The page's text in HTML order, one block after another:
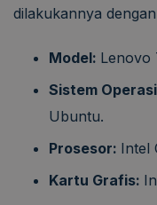
dilakukannya dengan
Model: Lenovo
Sistem
Ubuntu.
Prosesor: Intel
Kartu Grafis: